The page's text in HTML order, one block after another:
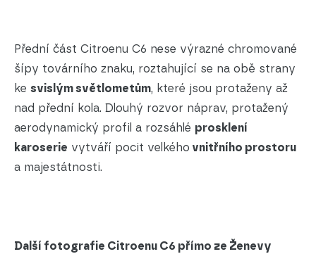
Přední část Citroenu C6 nese výrazné chromované
šípy továrního znaku, roztahující se na obě strany
ke svislým světlometům, které jsou protaženy až
nad přední kola. Dlouhý rozvor náprav, protažený
aerodynamický profil a rozsáhlé prosklení
karoserie vytváří pocit velkého vnitřního prostoru
a majestátnosti.
Další fotografie Citroenu C6 přímo ze Ženevy